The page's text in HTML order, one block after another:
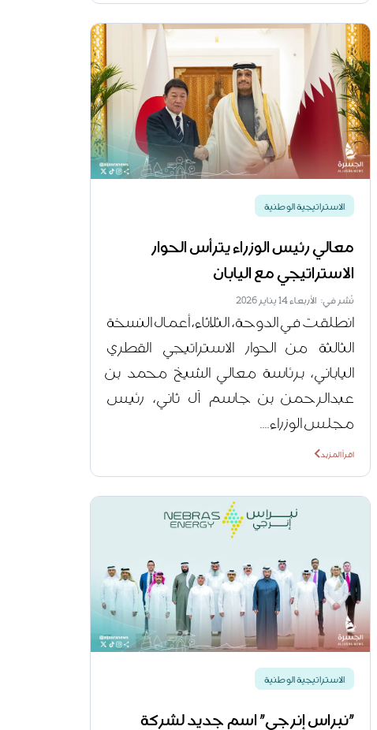
الاستراتيجية الوطنية
معالي رئيس الوزراء يترأس الحوار
الاستراتيجي مع اليابان
نُشر في: الأربعاء 14 يناير 2026
انطلقت في الدوحة، الثلاثاء، أعمال النسخة
الثالثة من الحوار الاستراتيجي القطري
الياباني، برئاسة معالي الشيخ محمد بن
عبدالرحمن بن جاسم آل ثاني، رئيس
مجلس الوزراء....
اقرأ المزيد
الاستراتيجية الوطنية
"نبراس إنرجي" اسم جديد لشركة